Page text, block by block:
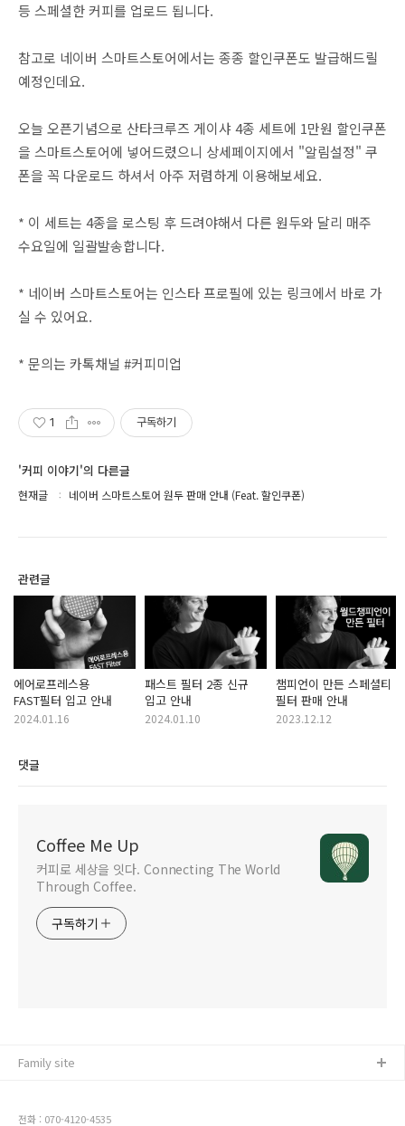
등 스페셜한 커피를 업로드 됩니다.
참고로 네이버 스마트스토어에서는 종종 할인쿠폰도 발급해드릴
예정인데요.
오늘 오픈기념으로 산타크루즈 게이샤 4종 세트에 1만원 할인쿠폰
을 스마트스토어에 넣어드렸으니 상세페이지에서 "알림설정" 쿠
폰을 꼭 다운로드 하셔서 아주 저렴하게 이용해보세요.
* 이 세트는 4종을 로스팅 후 드려야해서 다른 원두와 달리 매주
수요일에 일괄발송합니다.
* 네이버 스마트스토어는 인스타 프로필에 있는 링크에서 바로 가
실 수 있어요.
* 문의는 카톡채널 #커피미업
1 구독하기
'커피 이야기'의 다른글
현재글 네이버 스마트스토어 원두 판매 안내 (Feat. 할인쿠폰)
관련글
에어로프레스용
FAST필터 입고 안내
2024.01.16
패스트 필터 2종 신규
입고 안내
2024.01.10
챔피언이 만든 스페셜티
필터 판매 안내
2023.12.12
댓글
Coffee Me Up
커피로 세상을 잇다. Connecting The World
Through Coffee.
구독하기
전화 : 070-4120-4535
Family site